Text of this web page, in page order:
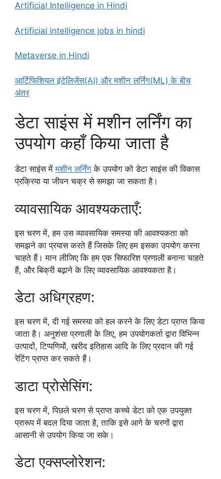
Artificial Intelligence in Hindi
Artificial intelligence jobs in hindi
Metaverse in Hindi
आर्टिफिशियल इंटेलिजेंस(AI) और मशीन लर्निंग(ML) के बीच
अंतर
डेटा साइंस में मशीन लर्निंग का
उपयोग कहाँ किया जाता है
डेटा साइंस मेंमशीन लर्निंग के उपयोग को डेटा साइंस की विकास
प्रक्रिया या जीवन चक्र से समझा जा सकता है।
व्यावसायिक आवश्यकताएँ:
इस चरण में, हम उस व्यावसायिक समस्या की आवश्यकता को
समझने का प्रयास करते हैं जिसके लिए हम इसका उपयोग करना
चाहते हैं। मान लीजिए कि हम एक सिफारिश प्रणाली बनाना चाहते
हैं, और बिक्री बढ़ाने के लिए व्यावसायिक आवश्यकता है।
डेटा अधिग्रहण:
इस चरण में, दी गई समस्या को हल करने के लिए डेटा प्राप्त किया
जाता है। अनुशंसा प्रणाली के लिए, हम उपयोगकर्ता द्वारा विभिन्न
उत्पादों, टिप्पणियों, खरीद इतिहास आदि के लिए प्रदान की गई
रेटिंग प्राप्त कर सकते हैं।
डाटा प्रोसेसिंग:
इस चरण में, पिछले चरण से प्राप्त कच्चे डेटा को एक उपयुक्त
प्रारूप में बदल दिया जाता है, ताकि इसे आगे के चरणों द्वारा
आसानी से उपयोग किया जा सके।
डेटा एक्सप्लोरेशन: